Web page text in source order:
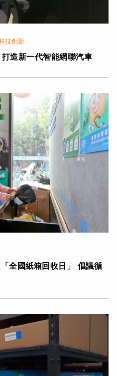
技創新
造新一代智能網聯汽車
全國紙箱回收日」 倡議循